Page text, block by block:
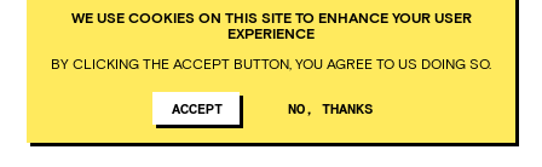
WE USE COOKIES ON THIS SITE TO ENHANCE YOUR USER
EXPERIENCE
BY CLICKING THE ACCEPT BUTTON, YOU AGREE TO US DOING SO.
ACCEPT NO, THANKS